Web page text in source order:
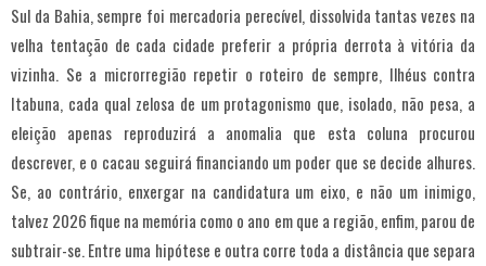
Sul da Bahia, sempre foi mercadoria perecível, dissolvida tantas vezes na
velha tentação de cada cidade preferir a própria derrota à vitória da
vizinha. Se a microrregião repetir o roteiro de sempre, Ilhéus contra
Itabuna, cada qual zelosa de um protagonismo que, isolado, não pesa, a
eleição apenas reproduzirá a anomalia que esta coluna procurou
descrever, e o cacau seguirá financiando um poder que se decide alhures.
Se, ao contrário, enxergar na candidatura um eixo, e não um inimigo,
talvez 2026 fique na memória como o ano em que a região, enfim, parou de
subtrair-se. Entre uma hipótese e outra corre toda a distância que separa